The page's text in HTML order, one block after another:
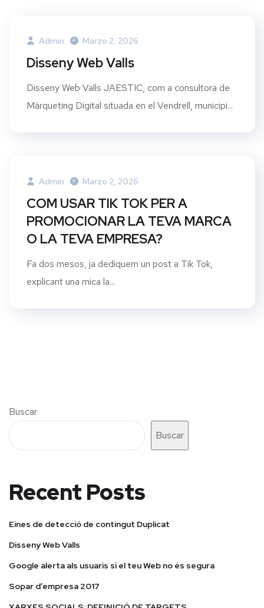
Admin Marzo 2, 2026
Disseny Web Valls
Disseny Web Valls JAESTIC, com a consultora de
Màrqueting Digital situada en el Vendrell, municipi...
Admin Marzo 2, 2026
COM USAR TIK TOK PER A
PROMOCIONAR LA TEVA MARCA
O LA TEVA EMPRESA?
Fa dos mesos, ja dediquem un post a Tik Tok,
explicant una mica la...
Buscar
Buscar
Recent Posts
Eines de detecció de contingut Duplicat
Disseny Web Valls
Google alerta als usuaris si el teu Web no és segura
Sopar d’empresa 2017